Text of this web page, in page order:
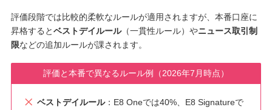
評価段階では比較的柔軟なルールが適用されますが、本番口座に
昇格するとベストデイルール（一貫性ルール）やニュース取引制
限などの追加ルールが課されます。
評価と本番で異なるルール例（2026年7月時点）
ベストデイルール：E8 Oneでは40%、E8 Signatureで